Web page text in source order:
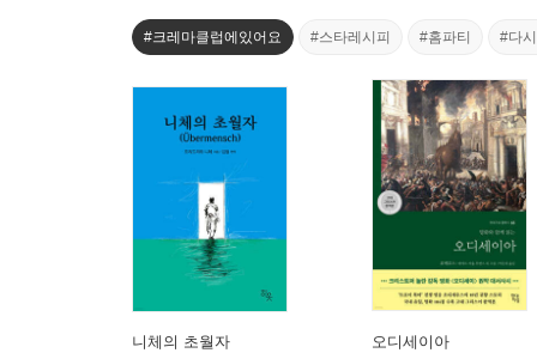
#크레마클럽에있어요 #스타레시피 #홈파티 #다
니체의 초월자 오디세이아